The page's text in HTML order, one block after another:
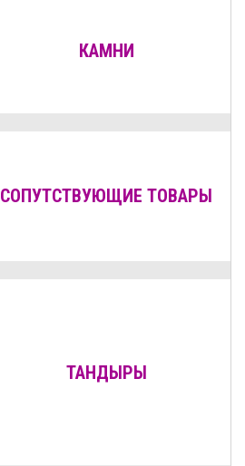
КАМНИ
СОПУТСТВУЮЩИЕ ТОВАРЫ
ТАНДЫРЫ